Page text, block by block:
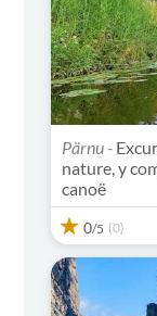
Pärnu -
nature, y
canoë
0/5 (0)